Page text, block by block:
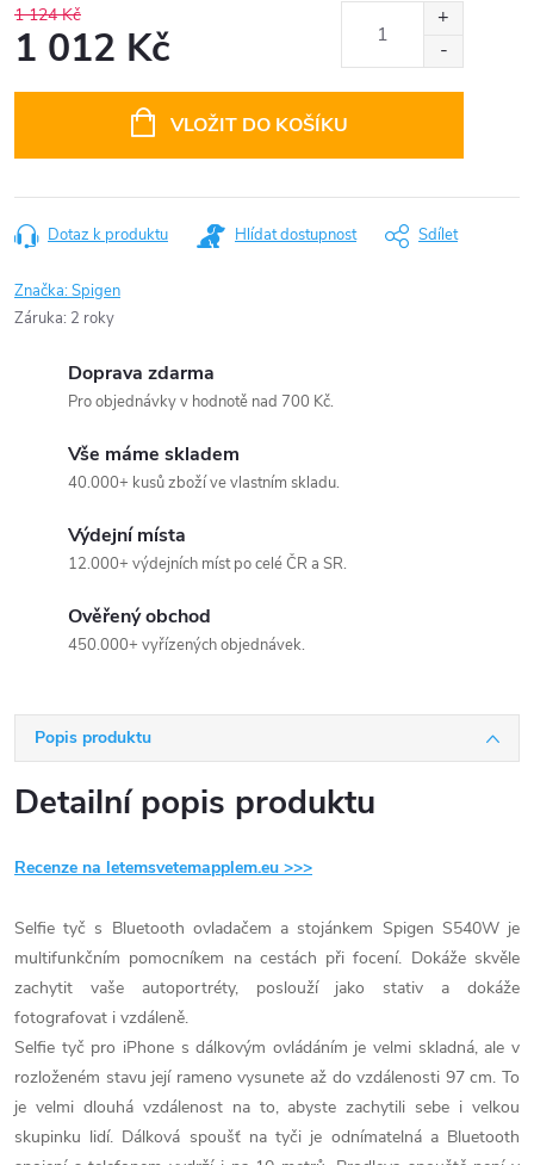
1 124 Kč
1 012 Kč
VLOŽIT DO KOŠÍKU
Dotaz k produktu Hlídat dostupnost Sdílet
Značka:Spigen
Záruka: 2 roky
Doprava zdarma
Pro objednávky v hodnotě nad 700 Kč.
Vše máme skladem
40.000+ kusů zboží ve vlastním skladu.
Výdejní místa
12.000+ výdejních míst po celé ČR a SR.
Ověřený obchod
450.000+ vyřízených objednávek.
Popis produktu
Detailní popis produktu
Recenze na letemsvetemapplem.eu >>>
Selfie tyč s Bluetooth ovladačem a stojánkem Spigen S540W je
multifunkčním pomocníkem na cestách při focení. Dokáže skvěle
zachytit vaše autoportréty, poslouží jako stativ a dokáže
fotografovat i vzdáleně.
Selfie tyč pro iPhone s dálkovým ovládáním je velmi skladná, ale v
rozloženém stavu její rameno vysunete až do vzdálenosti 97 cm. To
je velmi dlouhá vzdálenost na to, abyste zachytili sebe i velkou
skupinku lidí. Dálková spoušť na tyči je odnímatelná a Bluetooth